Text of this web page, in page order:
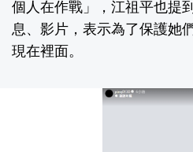
個人在作戰」，江祖平也提
息、影片，表示為了保護她
現在裡面。